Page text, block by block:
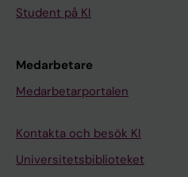
Student på KI
Medarbetare
Medarbetarportalen
Kontakta och besök KI
Universitetsbiblioteket